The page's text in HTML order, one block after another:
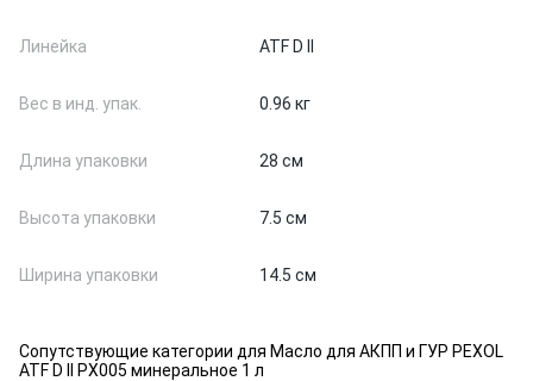
Линейка ATF D II
Вес в инд. упак. 0.96 кг
Длина упаковки 28 см
Высота упаковки 7.5 см
Ширина упаковки 14.5 см
Сопутствующие категории для Масло для АКПП и ГУР PEXOL
ATF D II PX005 минеральное 1 л